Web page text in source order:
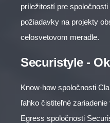
príležitostí pre
požiadavky na projekty
celosvetovom meradle.
Securistyle -
Know-how spoločnosti
ľahko čistiteľné
Egress spoločnosti